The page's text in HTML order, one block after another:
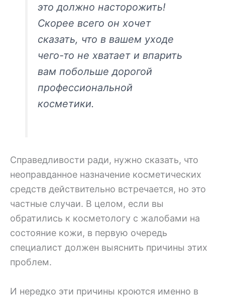
это должно насторожить!
Скорее всего он хочет
сказать, что в вашем уходе
чего-то не хватает и впарить
вам побольше дорогой
профессиональной
косметики.
Справедливости ради, нужно сказать, что
неоправданное назначение косметических
средств действительно встречается, но это
частные случаи. В целом, если вы
обратились к косметологу с жалобами на
состояние кожи, в первую очередь
специалист должен выяснить причины этих
проблем.
И нередко эти причины кроются именно в